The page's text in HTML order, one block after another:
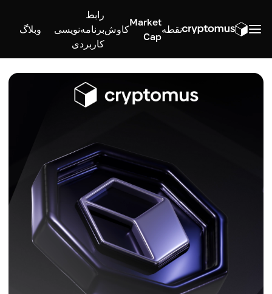
نقطه
Market
Cap
کاوش
رابط
برنامه‌نویسی
کاربردی
وبلاگ